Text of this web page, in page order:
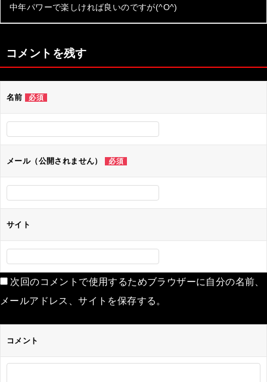
中年パワーで楽しければ良いのですが(^O^)
コメントを残す
名前 必須
メール（公開されません） 必須
サイト
次回のコメントで使用するためブラウザーに自分の名前、
メールアドレス、サイトを保存する。
コメント